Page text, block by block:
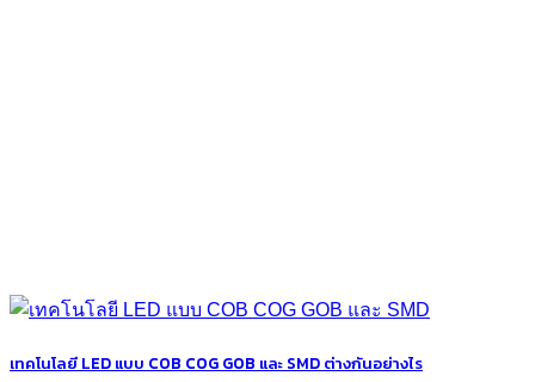
เทคโนโลยี LED แบบ COB COG GOB และ SMD ต่างกันอย่างไร